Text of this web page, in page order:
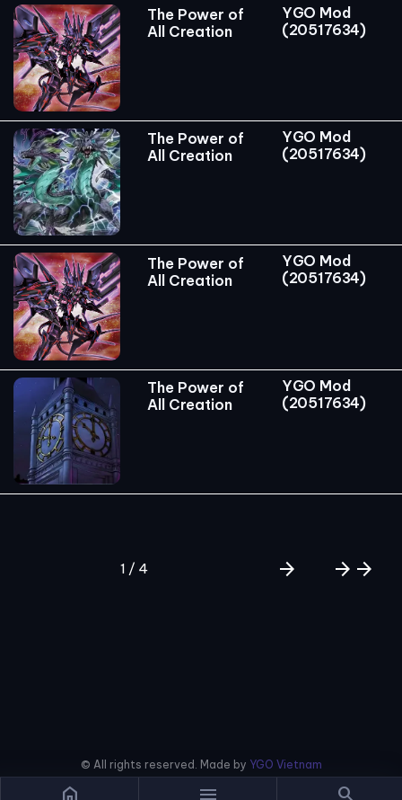
The Power of
All Creation
YGO Mod
(20517634)
The Power of
All Creation
YGO Mod
(20517634)
The Power of
All Creation
YGO Mod
(20517634)
The Power of
All Creation
YGO Mod
(20517634)
1 / 4 arrow_forward arrow_forward arrow_forward
home menu search
© All rights reserved. Made by YGO Vietnam